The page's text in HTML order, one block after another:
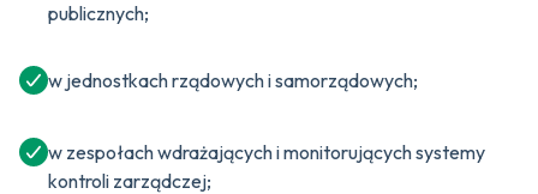
publicznych;
w jednostkach rządowych i samorządowych;
w zespołach wdrażających i monitorujących systemy
kontroli zarządczej;